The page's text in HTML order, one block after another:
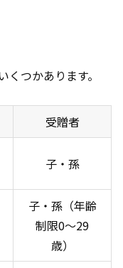
つかあります。
受贈者
子・孫
子・孫（年齢
制限0～29
歳）